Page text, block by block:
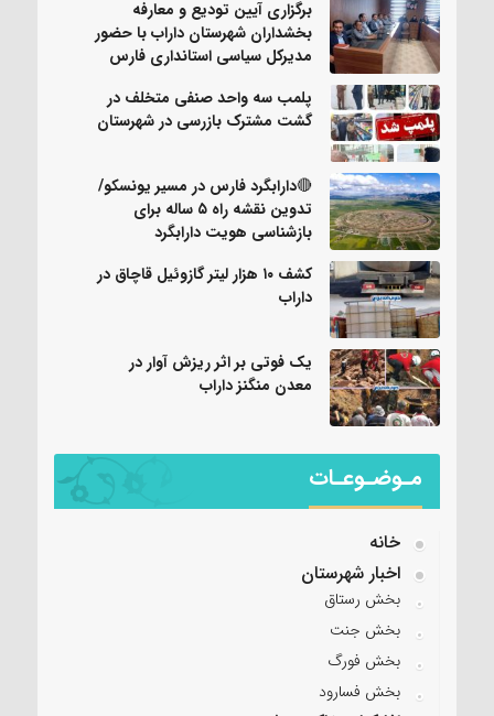
برگزاری آیین تودیع و معارفه
بخشداران شهرستان داراب با حضور
مدیرکل سیاسی استانداری فارس
پلمب سه واحد صنفی متخلف در
گشت مشترک بازرسی در شهرستان
🔴دارابگرد فارس در مسیر یونسکو/
تدوین نقشه راه ۵ ساله برای
بازشناسی هویت دارابگرد
کشف ۱۰ هزار لیتر گازوئیل قاچاق در
داراب
یک فوتی بر اثر ریزش آوار در
معدن منگنز داراب
مـوضـوعـات
خانه
اخبار شهرستان
بخش رستاق
بخش جنت
بخش فورگ
بخش فسارود